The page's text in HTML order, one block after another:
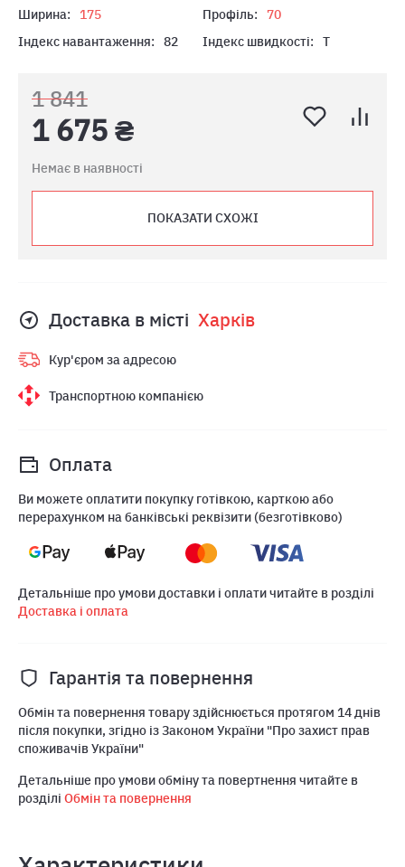
Ширина:
175 Профіль:
70
Індекс навантаження:
82 Індекс швидкості: T
1 841
1 675 ₴
Немає в наявності
ПОКАЗАТИ СХОЖІ
Доставка в місті Харкiв
Кур'єром за адресою
Транспортною компанією
Оплата
Ви можете оплатити покупку готівкою, карткою або
перерахунком на банківські реквізити (безготівково)
Детальніше про умови доставки і оплати читайте в розділі
Доставка і оплата
Гарантія та повернення
Обмін та повернення товару здійснюється протягом 14 днів
після покупки, згідно із Законом України "Про захист прав
споживачів України"
Детальніше про умови обміну та повертнення читайте в
розділі Обмін та повернення